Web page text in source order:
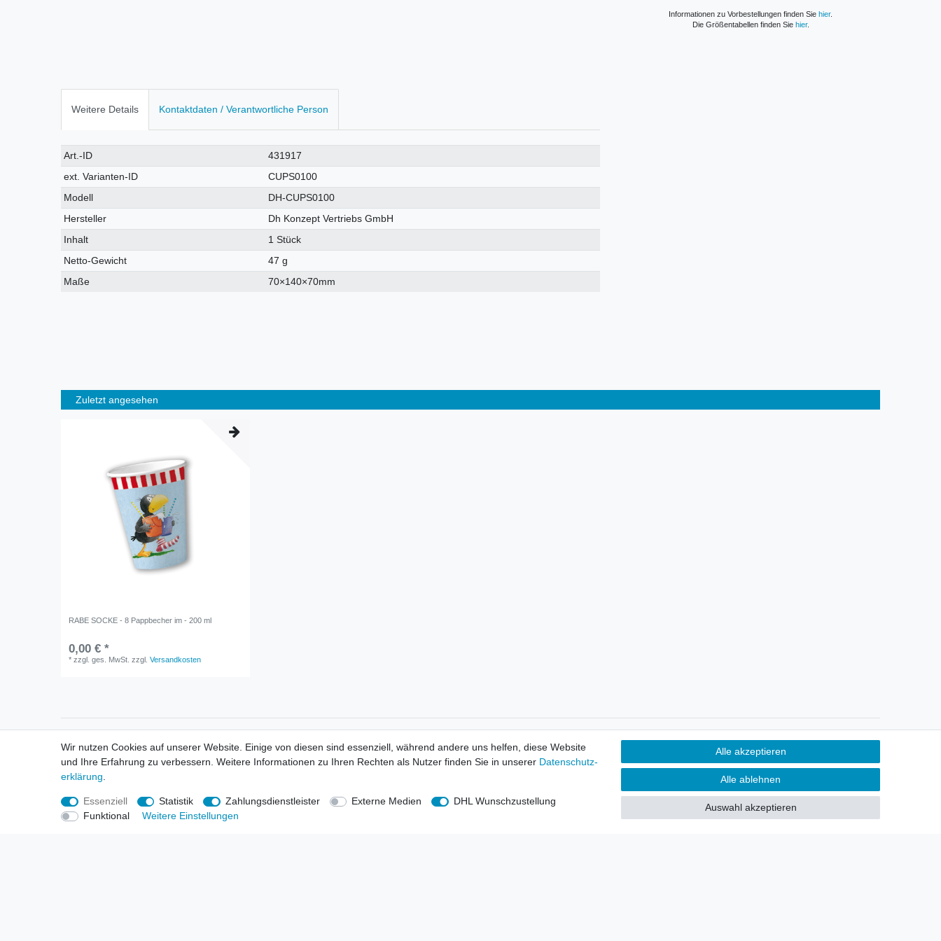
Informationen zu Vorbestellungen finden Sie hier.
Die Größentabellen finden Sie hier.
Weitere Details Kontaktdaten / Verantwortliche Person
Technisches
Merkmal
Wert
Art.-ID
431917
ext. Varianten-ID
CUPS0100
Modell
DH-CUPS0100
Hersteller
Dh Konzept Vertriebs GmbH
Inhalt
1 Stück
Netto-Gewicht
47 g
Maße
70×140×70mm
Zuletzt angesehen
RABE SOCKE - 8 Pappbecher im - 200 ml
0,00 € *
*zzgl. ges. MwSt. zzgl.Versandkosten
Informationen
Neukunden / New Accounts
Zahlung
Versandkosten
Entsorgungs- & Umweltbestimmungen
Größentabellen
Informationen
Händlerbund - rechtssicher verkaufen
Produkt-Kataloge
Über uns
Wir versenden mit
Sie möchten über neu eingetroffene
Lagerware oder Neuheiten
allgemein informiert werden?
Wir nutzen Cookies auf unserer Website. Einige von diesen sind essenziell, während andere uns helfen, diese Website
und Ihre Erfahrung zu verbessern. Weitere Informationen zu Ihren Rechten als Nutzer finden Sie in unserer Daten­schutz­
erklärung
Essenziell Statistik Zahlungsdienstleister Externe Medien
DHL Wunschzustellung
Funktional
Weitere Einstellungen
Alle akzeptieren
Alle ablehnen
Auswahl akzeptieren